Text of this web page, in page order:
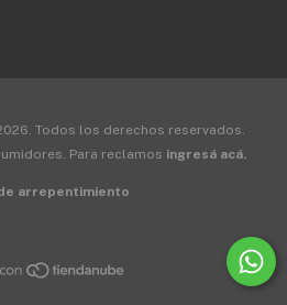
Todos los derechos reservados.
Para reclamos ingresá acá.
arrepentimiento